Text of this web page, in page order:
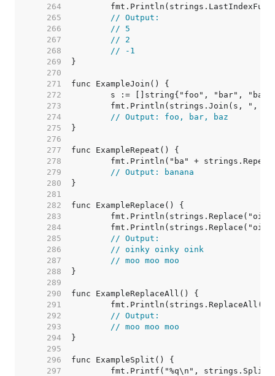
   264
   265
// Output:
   266
// 5
   267
// 2
   268
// -1
   269
   270
   271
   272
   273
   274
// Output: foo, bar, baz
   275
   276
   277
   278
   279
// Output: banana
   280
   281
   282
   283
   284
   285
// Output:
   286
// oinky oinky oink
   287
// moo moo moo
   288
   289
   290
   291
   292
// Output:
   293
// moo moo moo
   294
   295
   296
   297